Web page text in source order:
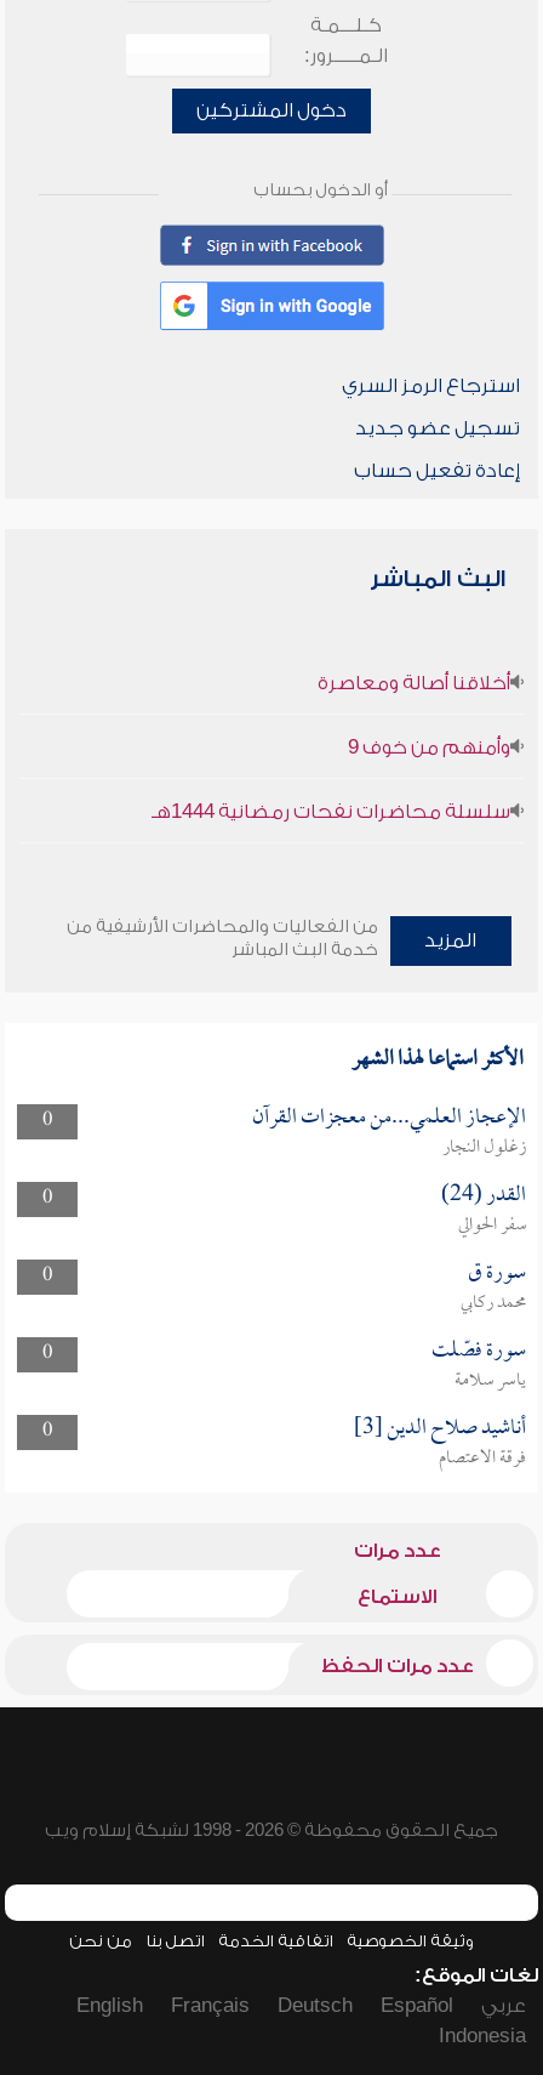
كـلـــمـة
الـمـــــرور:
دخول المشتركين
أو الدخول بحساب
استرجاع الرمز السري
تسجيل عضو جديد
إعادة تفعيل حساب
البث المباشر
أخلاقنا أصالة ومعاصرة
وأمنهم من خوف 9
سلسلة محاضرات نفحات رمضانية 1444هـ
المزيد
من الفعاليات والمحاضرات الأرشيفية من
خدمة البث المباشر
الأكثر استماعا لهذا الشهر
0 الإعجاز العلمي...من معجزات القرآن
زغلول النجار
0
القدر (24)
سفر الحوالي
0
سورة ق
محمد ركابي
0
سورة فصّلت
ياسر سلامة
0
أناشيد صلاح الدين [3]
فرقة الاعتصام
عدد مرات
الاستماع
عدد مرات الحفظ
جميع الحقوق محفوظة © 2026 - 1998 لشبكة إسلام ويب
وثيقة الخصوصية اتفاقية الخدمة اتصل بنا من نحن
لغات الموقع:
عربي
Español
Deutsch
Français
English
Indonesia